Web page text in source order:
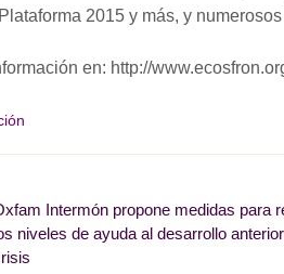
2015 y más, y
en: http://
Intermón propone medidas para
niveles de ayuda al desarrollo